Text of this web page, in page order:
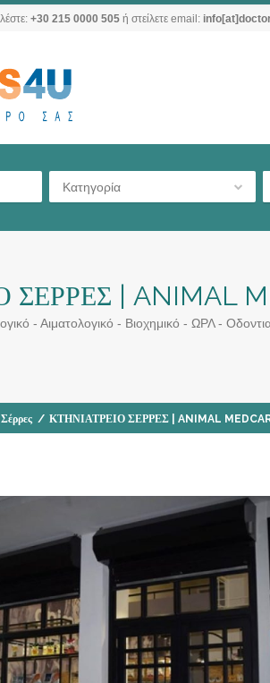
+30 215 0000 505 ή στείλετε email:
Κατηγορία
ΣΕΡΡΕΣ | ANIMAL
- Αιματολογικό - Βιοχημικό - ΩΡΛ -
/ ΚΤΗΝΙΑΤΡΕΙΟ ΣΕΡΡΕΣ | ANIMAL